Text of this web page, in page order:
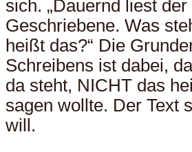
sich. „Dauernd liest
Geschriebene. Was
heißt das?“ Die
Schreibens ist dabei,
da steht, NICHT das
sagen wollte. Der Text
will.